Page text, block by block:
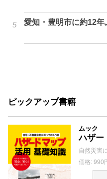
愛知・豊明市に約12
ピックアップ書籍
ムック
ハザー
自然災害
価格: 990